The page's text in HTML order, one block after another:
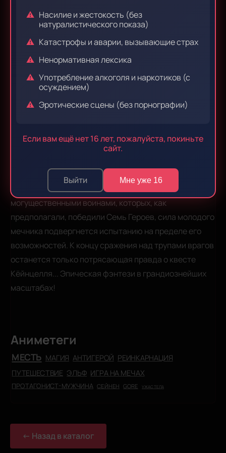
Насилие и жестокость (без
натуралистического показа)
Катастрофы и аварии, вызывающие страх
Ненормативная лексика
Употребление алкоголя и наркотиков (с
осуждением)
Эротические сцены (без порнографии)
Если вам ещё нет 16 лет, пожалуйста, покиньте
сайт.
Выйти Мне уже 16
Сионо
Жанры:
сэйнэн
экшен приключения
Слухи разносятся по всей земле: когда воин с
чёрным мечом обнажает свое острое лезвие, все, кто
меч, бесспорно владеет им с исключительным
этих кровавых слухов? Преследуемый
Предательскими Копьями, четырьмя
могущественными воинами, которых, как
предполагали, победили Семь Героев, сила молодого
мечника подвергнется испытанию на пределе его
возможностей. К концу сражения над трупами врагов
останется только потрясающая правда о квесте
Кёйнцелля... Эпическая фэнтези в грандиознейших
масштабах!
Аниметеги
МЕСТЬ МАГИЯ АНТИГЕРОЙ РЕИНКАРНАЦИЯ
ПУТЕШЕСТВИЕ ЭЛЬФ ИГРА НА МЕЧАХ
ПРОТАГОНИСТ-МУЖЧИНА СЕЙНЕН GORE УЖАС ТЕЛА
← Назад в каталог